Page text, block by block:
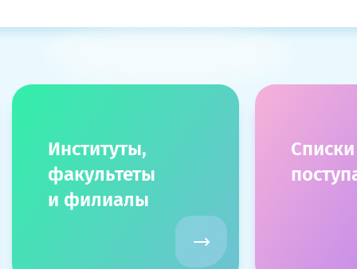
Институты,
факультеты
и филиалы
Списки